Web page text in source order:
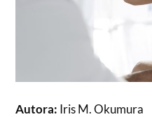
Autora: Iris M. Okumura